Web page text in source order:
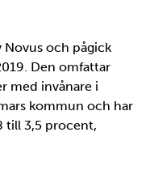
och pågick
Den omfattar
med invånare i
kommun och har
till 3,5 procent,